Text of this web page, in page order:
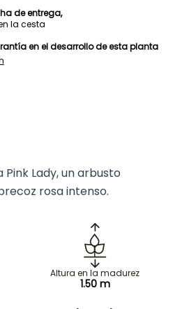
de entrega,
la cesta
en el desarrollo de esta planta
Lady, un arbusto
rosa intenso.
Altura en la madurez
1.50 m